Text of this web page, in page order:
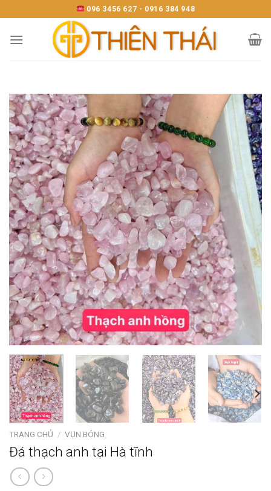
to
content
096 3456 627 - 0916 384 948
TRANG CHỦ / VỤN BÓNG
Đá thạch anh tại Hà tĩnh